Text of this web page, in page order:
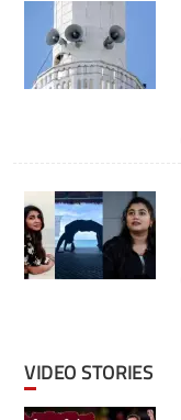
VIDEO STORIES